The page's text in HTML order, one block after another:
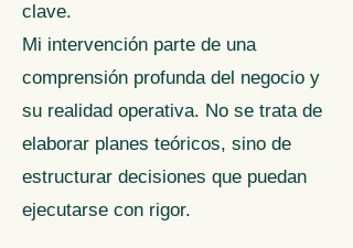
clave.
Mi intervención parte de una
comprensión profunda del negocio y
su realidad operativa. No se trata de
elaborar planes teóricos, sino de
estructurar decisiones que puedan
ejecutarse con rigor.